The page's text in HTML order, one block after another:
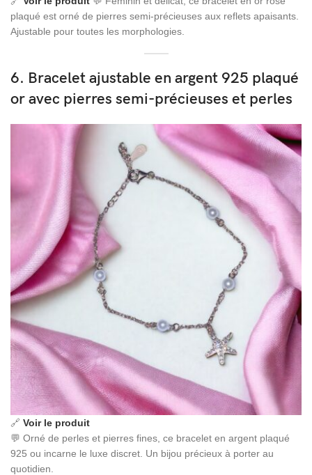
plaqué est orné de pierres semi-précieuses aux reflets apaisants.
Ajustable pour toutes les morphologies.
6. Bracelet ajustable en argent 925 plaqué
or avec pierres semi-précieuses et perles
🔗 Voir le produit
💬 Orné de perles et pierres fines, ce bracelet en argent plaqué
925 ou incarne le luxe discret. Un bijou précieux à porter au
quotidien.